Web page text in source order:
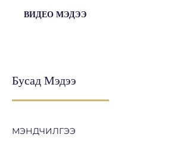
ВИДЕО МЭДЭЭ
Бусад Мэдээ
МЭНДЧИЛГЭЭ